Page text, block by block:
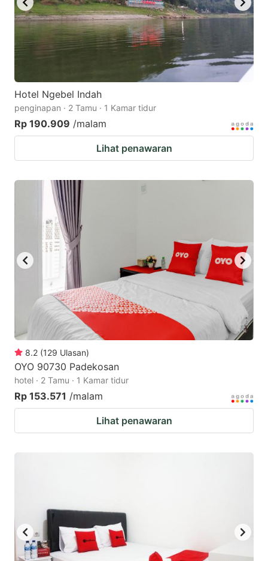
Hotel Ngebel Indah
penginapan · 2 Tamu · 1 Kamar tidur
Rp 190.909 /malam
Lihat penawaran
8.2 (129 Ulasan)
OYO 90730 Padekosan
hotel · 2 Tamu · 1 Kamar tidur
Rp 153.571 /malam
Lihat penawaran